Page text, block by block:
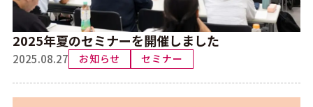
2025年夏のセミナーを開催しました
2025.08.27 お知らせ セミナー